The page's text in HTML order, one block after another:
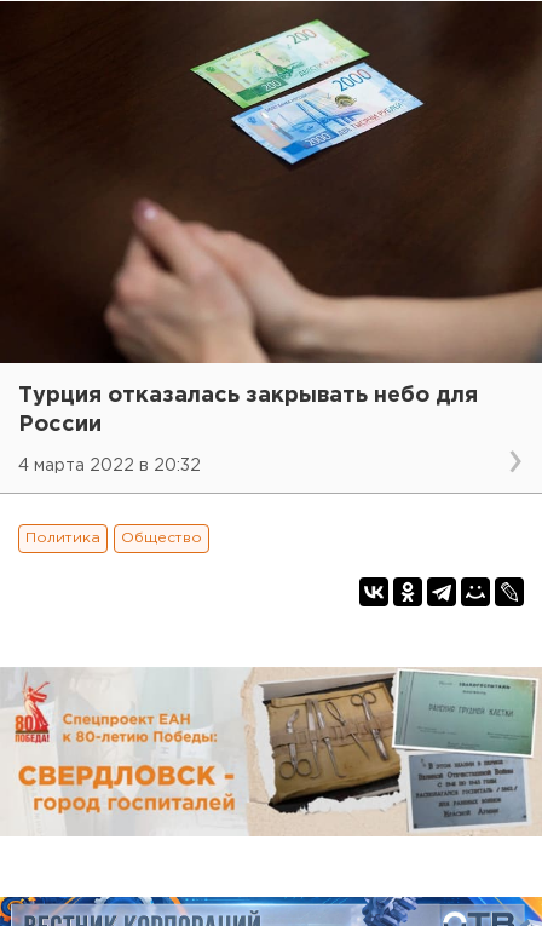
Турция отказалась закрывать небо для
России
4 марта 2022 в 20:32
Политика Общество